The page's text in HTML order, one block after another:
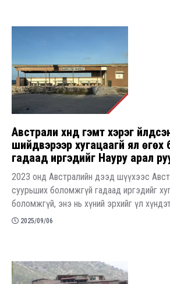
Австрали хүнд гэмт хэрэг
шийдвэрээр хугацаагүй ял өгөх
гадаад иргэдийг Науру арал
2023 онд Австралийн дээд шүүхээс
суурьших боломжгүй гадаад иргэдийг
боломжгүй, энэ нь хүний эрхийг үл
2025/09/06